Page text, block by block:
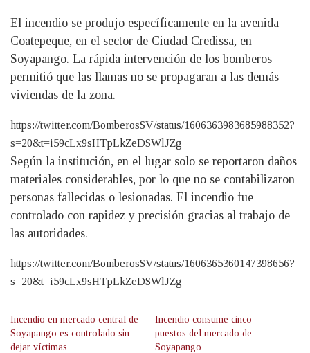
El incendio se produjo específicamente en la avenida
Coatepeque, en el sector de Ciudad Credissa, en
Soyapango. La rápida intervención de los bomberos
permitió que las llamas no se propagaran a las demás
viviendas de la zona.
https://twitter.com/BomberosSV/status/1606363983685988352?
s=20&t=i59cLx9sHTpLkZeDSWlJZg
Según la institución, en el lugar solo se reportaron daños
materiales considerables, por lo que no se contabilizaron
personas fallecidas o lesionadas. El incendio fue
controlado con rapidez y precisión gracias al trabajo de
las autoridades.
https://twitter.com/BomberosSV/status/1606365360147398656?
s=20&t=i59cLx9sHTpLkZeDSWlJZg
Incendio en mercado central de
Soyapango es controlado sin
dejar víctimas
Incendio consume cinco
puestos del mercado de
Soyapango